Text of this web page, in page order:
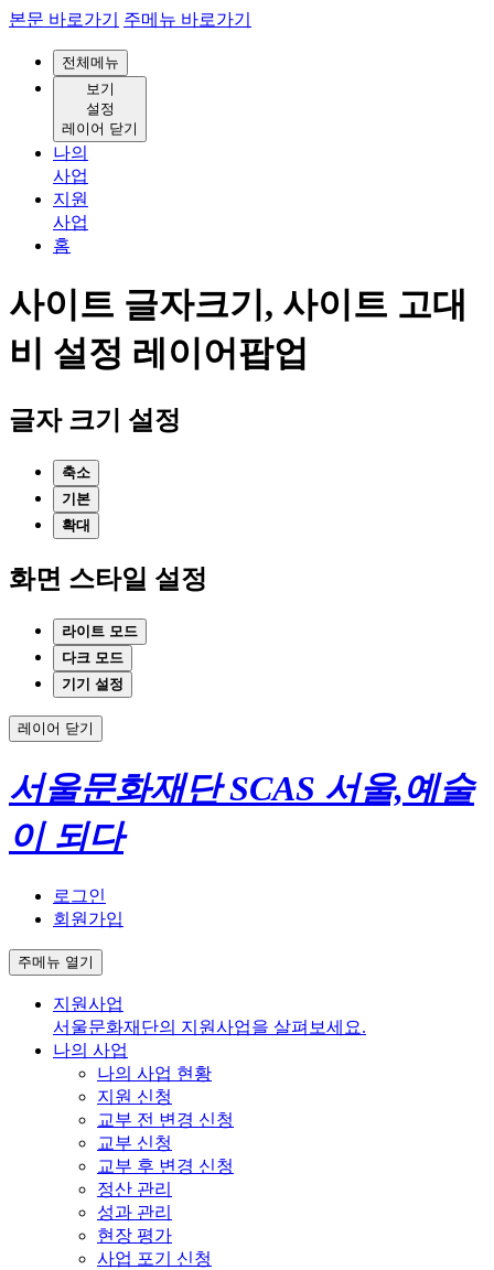
본문 바로가기 주메뉴 바로가기
전체메뉴
보기
설정
레이어 닫기
나의
사업
지원
사업
홈
사이트 글자크기, 사이트 고대
비 설정 레이어팝업
글자 크기 설정
축소
기본
확대
화면 스타일 설정
라이트 모드
다크 모드
기기 설정
레이어 닫기
서울문화재단 SCAS 서울,예술
이 되다
로그인
회원가입
주메뉴 열기
지원사업
서울문화재단의 지원사업을 살펴보세요.
나의 사업
나의 사업 현황
지원 신청
교부 전 변경 신청
교부 신청
교부 후 변경 신청
정산 관리
성과 관리
현장 평가
사업 포기 신청